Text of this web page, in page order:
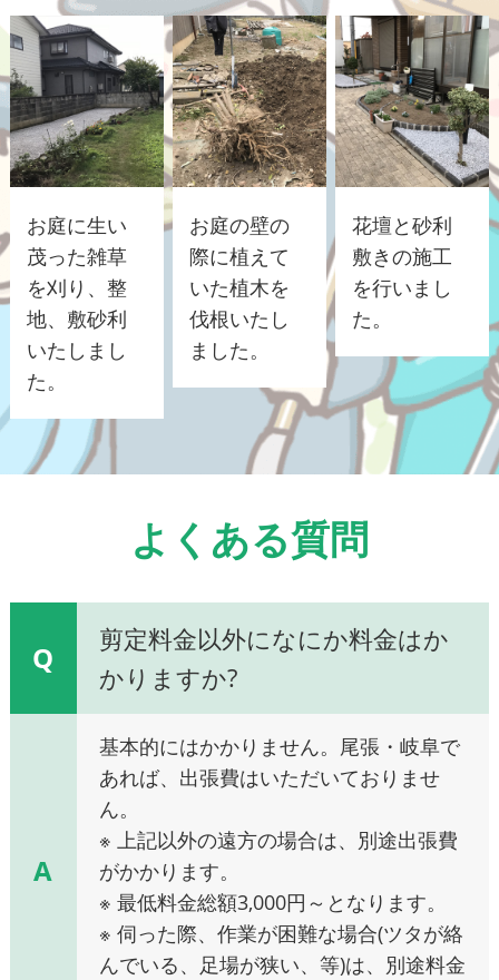
お庭に生い
茂った雑草
を刈り、整
地、敷砂利
いたしまし
た。
お庭の壁の
際に植えて
いた植木を
伐根いたし
ました。
花壇と砂利
敷きの施工
を行いまし
た。
よくある質問
Q
剪定料金以外になにか料金はか
かりますか?
A
基本的にはかかりません。尾張・岐阜で
あれば、出張費はいただいておりませ
ん。
※ 上記以外の遠方の場合は、別途出張費
がかかります。
※ 最低料金総額3,000円～となります。
※ 伺った際、作業が困難な場合(ツタが絡
んでいる、足場が狭い、等)は、別途料金